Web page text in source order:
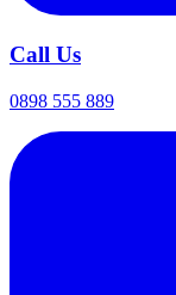
Call Us
0898 555 889